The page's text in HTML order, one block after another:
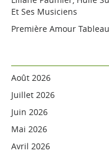
Et Ses Musiciens
Première Amour
Août 2026
Juillet 2026
Juin 2026
Mai 2026
Avril 2026